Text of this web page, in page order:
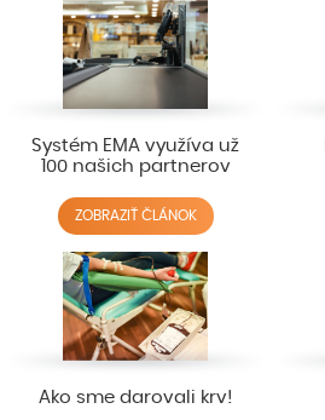
Systém EMA využíva už
100 našich partnerov
ZOBRAZIŤ ČLÁNOK
Ako sme darovali krv!